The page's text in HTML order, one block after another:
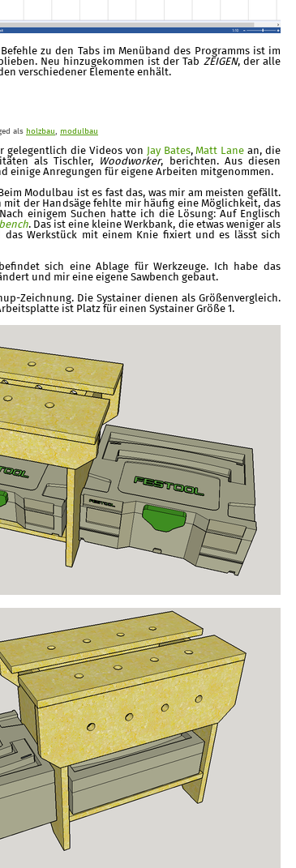
zu den Tabs im Menüband des Programms ist im
Neu hinzugekommen ist der Tab ZEIGEN, der alle
verschiedener Elemente enhält.
als holzbau modulbau
gelegentlich die Videos von Jay Bates,Matt Lane an, die
als Tischler,
Woodworker, berichten. Aus diesen
einige Anregungen für eigene Arbeiten mitgenommen.
Modulbau ist es fast das, was mir am meisten gefällt.
mit der Handsäge fehlte mir häufig eine Möglichkeit, das
einigem Suchen hatte ich die Lösung: Auf Englisch
. Das ist eine kleine Werkbank, die etwas weniger als
das Werkstück mit einem Knie fixiert und es lässt sich
sich eine Ablage für Werkzeuge. Ich habe das
und mir eine eigene Sawbench gebaut.
Zeichnung. Die Systainer dienen als Größenvergleich.
ist Platz für einen Systainer Größe 1.